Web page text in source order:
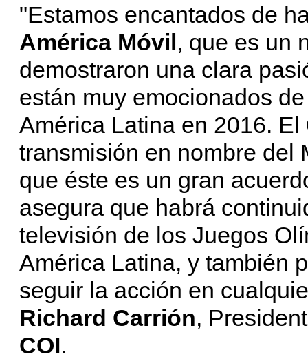
"Estamos encantados de
América Móvil, que es un
demostraron una clara
están muy emocionados
América Latina en 2016. El
transmisión en nombre del
que éste es un gran
asegura que habrá
televisión de los Juegos
América Latina, y también
seguir la acción en
Richard Carrión,
COI.